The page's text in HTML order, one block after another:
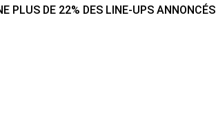
PLUS DE 22% DES LINE-UPS ANNONCÉS